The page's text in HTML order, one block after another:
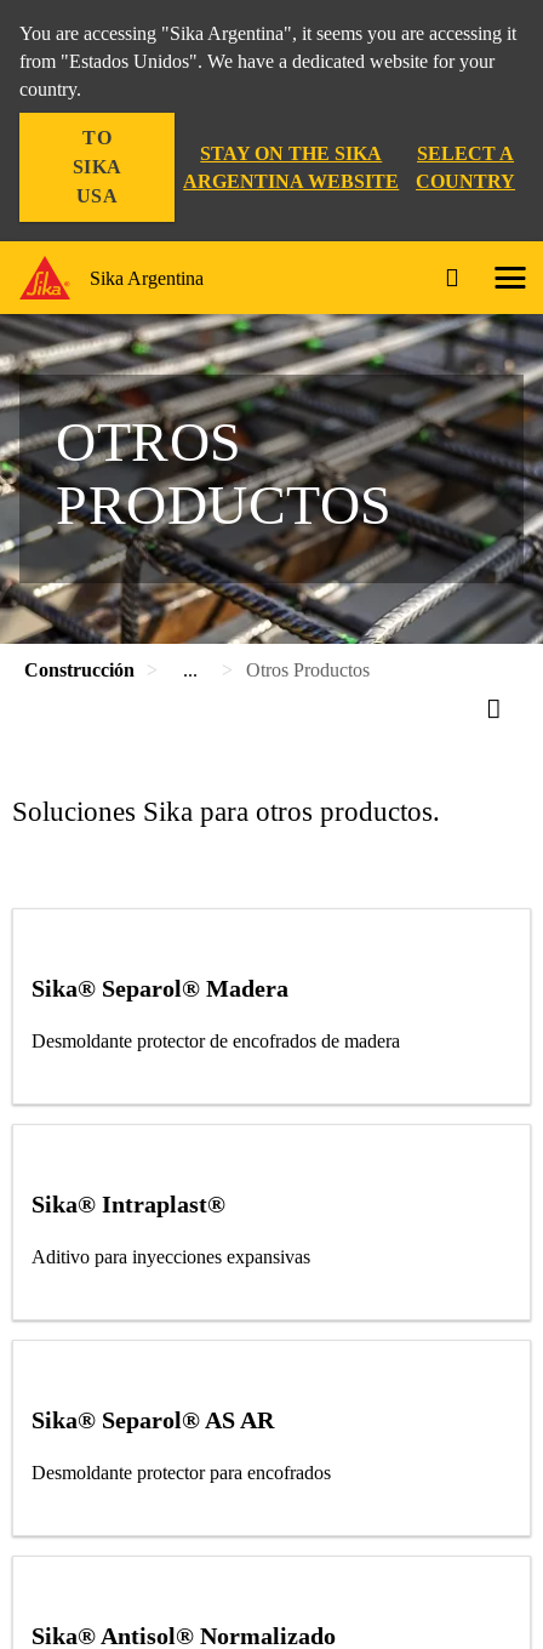
You are accessing "Sika Argentina", it seems you are accessing it
from "Estados Unidos". We have a dedicated website for your
country.
TO
SIKA
USA
STAY ON THE SIKA
ARGENTINA WEBSITE
SELECT A
COUNTRY
Sika Argentina
OTROS
PRODUCTOS
Construcción ... Otros Productos
Soluciones Sika para otros productos.
Sika® Separol® Madera
Desmoldante protector de encofrados de madera
Sika® Intraplast®
Aditivo para inyecciones expansivas
Sika® Separol® AS AR
Desmoldante protector para encofrados
Sika® Antisol® Normalizado